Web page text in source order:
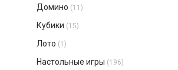
Домино (11)
Кубики (15)
Лото (1)
Настольные игры (196)